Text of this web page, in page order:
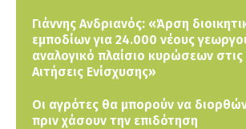
Γιάννης Ανδριανός: «Άρση
εμποδίων για 24.000 νέους
αναλογικό πλαίσιο κυρώσεων στις
Αιτήσεις Ενίσχυσης»
Οι αγρότες θα μπορούν να
πριν χάσουν την επιδότηση